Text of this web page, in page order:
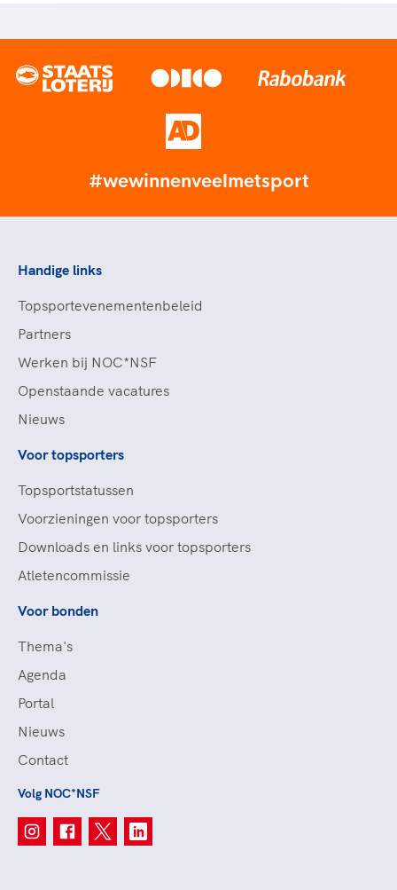
#wewinnenveelmetsport
Handige links
Topsportevenementenbeleid
Partners
Werken bij NOC*NSF
Openstaande vacatures
Nieuws
Voor topsporters
Topsportstatussen
Voorzieningen voor topsporters
Downloads en links voor topsporters
Atletencommissie
Voor bonden
Thema's
Agenda
Portal
Nieuws
Contact
Volg NOC*NSF